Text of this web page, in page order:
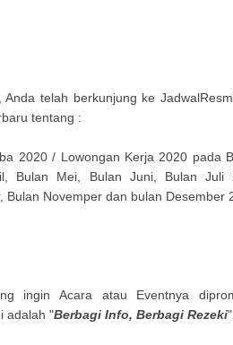
, Anda telah berkunjung ke
tentang :
2020 / Lowongan Kerja 2020 pada
Bulan Mei, Bulan Juni, Bulan Juli
Bulan Novemper dan bulan Desember
ingin Acara atau Eventnya
adalah "Berbagi Info, Berbagi Rezeki".